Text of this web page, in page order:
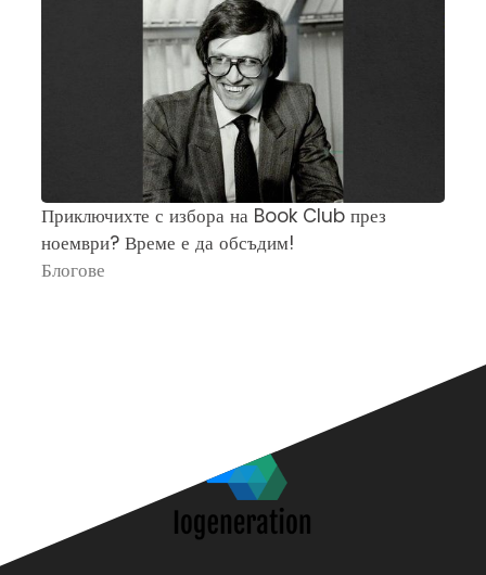
Приключихте с избора на Book Club през
ноември? Време е да обсъдим!
Блогове